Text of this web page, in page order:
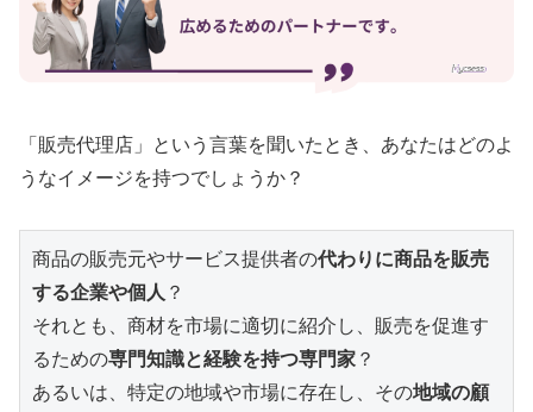
「販売代理店」という言葉を聞いたとき、あなたはどのよ
うなイメージを持つでしょうか？
商品の販売元やサービス提供者の代わりに商品を販売
する企業や個人 ？
それとも、商材を市場に適切に紹介し、販売を促進す
るための専門知識と経験を持つ専門家 ？
あるいは、特定の地域や市場に存在し、その地域の顧